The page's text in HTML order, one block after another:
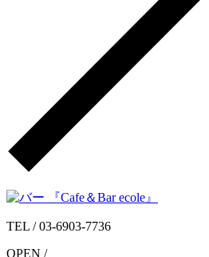
TEL /03-6903-7736
OPEN /